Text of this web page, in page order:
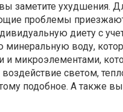
заметите ухудшения.
проблемы
диету с
воду,
и микроэлементами,
светом,
подобное. А также